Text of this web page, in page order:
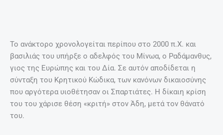
Το ανάκτορο χρονολογείται περίπου στο 2000 π.Χ. και
βασιλιάς του υπήρξε ο αδελφός του Μίνωα, ο Ραδάμανθυς,
γιος της Ευρώπης και του Δία. Σε αυτόν αποδίδεται η
σύνταξη του Κρητικού Κώδικα, των κανόνων δικαιοσύνης
που αργότερα υιοθέτησαν οι Σπαρτιάτες. Η δίκαιη κρίση
του του χάρισε θέση «κριτή» στον Άδη, μετά τον θάνατό
του.